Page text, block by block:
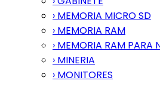
› MEMORIA MICRO SD
› MEMORIA RAM
› MEMORIA RAM PARA
› MINERIA
› MONITORES